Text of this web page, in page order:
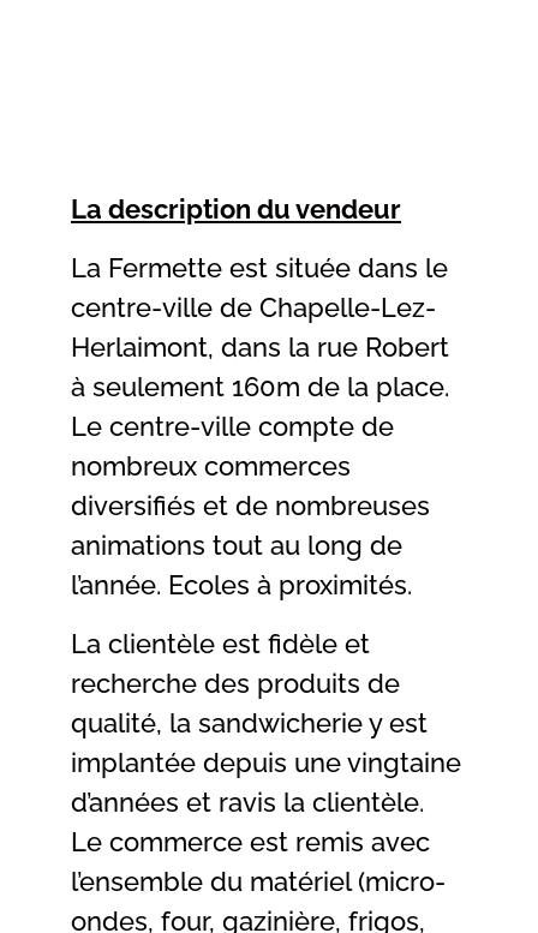
La description du vendeur
La Fermette est située dans le
centre-ville de Chapelle-Lez-
Herlaimont, dans la rue Robert
à seulement 160m de la place.
Le centre-ville compte de
nombreux commerces
diversifiés et de nombreuses
animations tout au long de
l’année. Ecoles à proximités.
La clientèle est fidèle et
recherche des produits de
qualité, la sandwicherie y est
implantée depuis une vingtaine
d’années et ravis la clientèle.
Le commerce est remis avec
l’ensemble du matériel (micro-
ondes, four, gazinière, frigos,